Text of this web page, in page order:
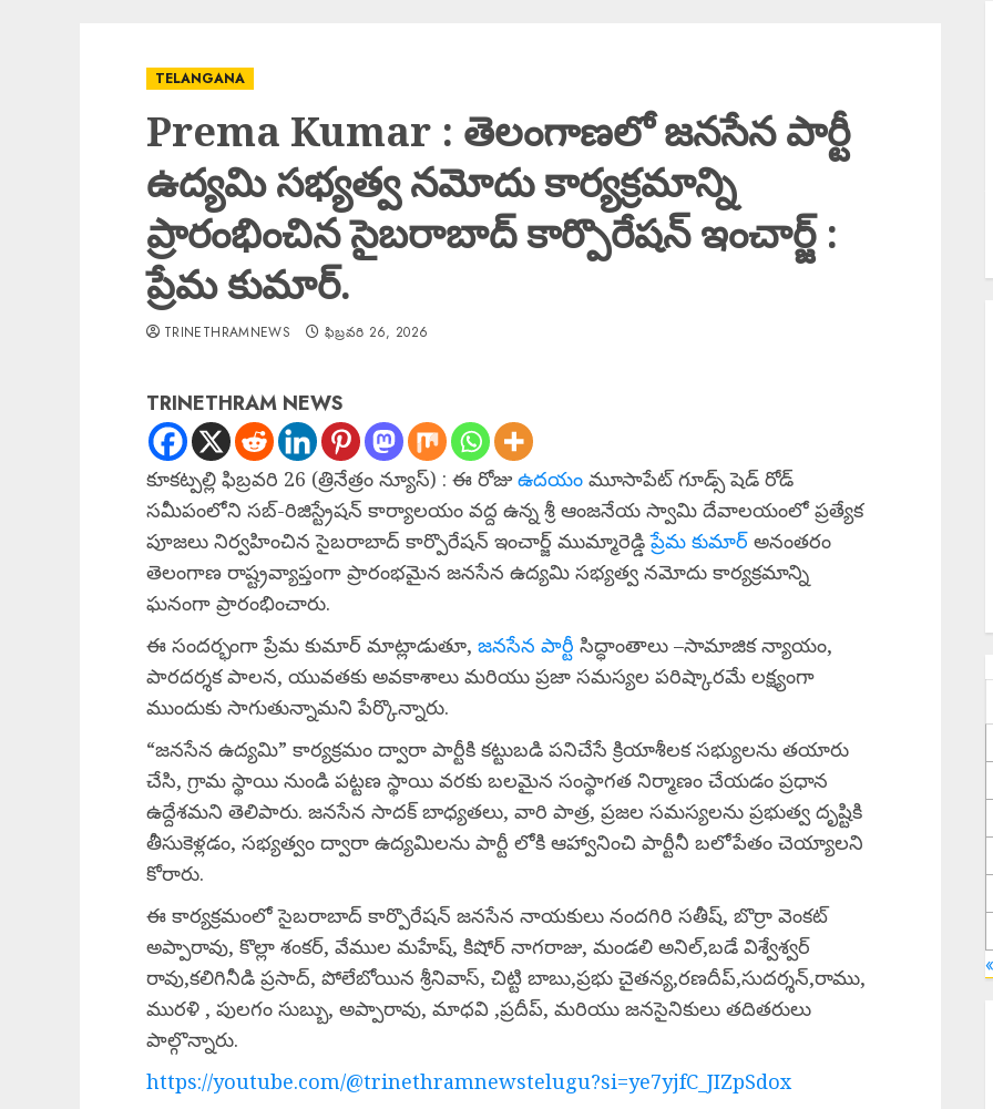
TELANGANA
Prema Kumar : తెలంగాణలో జనసేన పార్టీ
ఉద్యమి సభ్యత్వ నమోదు కార్యక్రమాన్ని
ప్రారంభించిన సైబరాబాద్ కార్పొరేషన్ ఇంచార్జ్ :
ప్రేమ కుమార్.
TRINETHRAMNEWS ఫిబ్రవరి 26, 2026
TRINETHRAM NEWS
కూకట్పల్లి ఫిబ్రవరి 26 (త్రినేత్రం న్యూస్) : ఈ రోజు ఉదయం మూసాపేట్ గూడ్స్ షెడ్ రోడ్
సమీపంలోని సబ్-రిజిస్ట్రేషన్ కార్యాలయం వద్ద ఉన్న శ్రీ ఆంజనేయ స్వామి దేవాలయంలో ప్రత్యేక
పూజలు నిర్వహించిన సైబరాబాద్ కార్పొరేషన్ ఇంచార్జ్ ముమ్మారెడ్డిప్రేమ కుమార్ అనంతరం
తెలంగాణ రాష్ట్రవ్యాప్తంగా ప్రారంభమైన జనసేన ఉద్యమి సభ్యత్వ నమోదు కార్యక్రమాన్ని
ఘనంగా ప్రారంభించారు.
ఈ సందర్భంగా ప్రేమ కుమార్ మాట్లాడుతూ, జనసేన పార్టీ సిద్ధాంతాలు –సామాజిక న్యాయం,
పారదర్శక పాలన, యువతకు అవకాశాలు మరియు ప్రజా సమస్యల పరిష్కారమే లక్ష్యంగా
ముందుకు సాగుతున్నామని పేర్కొన్నారు.
“జనసేన ఉద్యమి” కార్యక్రమం ద్వారా పార్టీకి కట్టుబడి పనిచేసే క్రియాశీలక సభ్యులను తయారు
చేసి, గ్రామ స్థాయి నుండి పట్టణ స్థాయి వరకు బలమైన సంస్థాగత నిర్మాణం చేయడం ప్రధాన
ఉద్దేశమని తెలిపారు. జనసేన సాదక్ బాధ్యతలు, వారి పాత్ర, ప్రజల సమస్యలను ప్రభుత్వ దృష్టికి
తీసుకెళ్లడం, సభ్యత్వం ద్వారా ఉద్యమిలను పార్టీ లోకి ఆహ్వానించి పార్టీనీ బలోపేతం చెయ్యాలని
కోరారు.
ఈ కార్యక్రమంలో సైబరాబాద్ కార్పొరేషన్ జనసేన నాయకులు నందగిరి సతీష్, బొర్రా వెంకట్
అప్పారావు, కొల్లా శంకర్, వేముల మహేష్, కిషోర్ నాగరాజు, మండలి అనిల్,బడే విశ్వేశ్వర్
రావు,కలిగినీడి ప్రసాద్, పోలేబోయిన శ్రీనివాస్, చిట్టి బాబు,ప్రభు చైతన్య,రణదీప్,సుదర్శన్,రాము,
మురళి , పులగం సుబ్బు, అప్పారావు, మాధవి ,ప్రదీప్, మరియు జనసైనికులు తదితరులు
పాల్గొన్నారు.
https://youtube.com/@trinethramnewstelugu?si=ye7yjfC_JIZpSdox